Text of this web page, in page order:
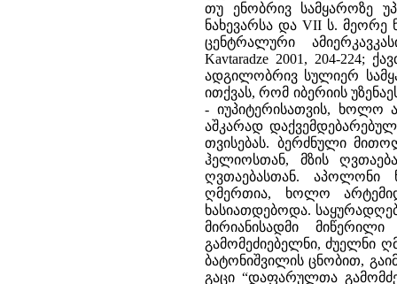
თუ ენობრივ სამყაროზე
ნახევარსა და VII ს.
ცენტრალური
Kavtaradze 2001, 204-224;
ადგილობრივ სულიერ
ითქვას, რომ იბერიის
- იუპიტერისათვის, ხოლო
აშკარად
თვისებას. ბერძნული
ჰელიოსთან, მზის
ღვთაებასთან. აპოლონი
ღმერთია, ხოლო
ხასიათდებოდა.
მირიანისადმი
გამომეძიებელნი, ძუელნი
ბატონიშვილის ცნობით,
გაცი “დაფარულთა